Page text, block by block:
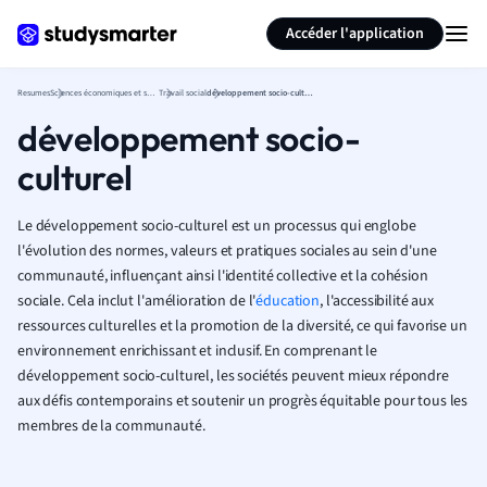
Accéder l'application
Resumes Sciences économiques et sociales Travail social développement socio-culturel
développement socio-
culturel
Le développement socio-culturel est un processus qui englobe
l'évolution des normes, valeurs et pratiques sociales au sein d'une
communauté, influençant ainsi l'identité collective et la cohésion
sociale. Cela inclut l'amélioration de l'éducation, l'accessibilité aux
ressources culturelles et la promotion de la diversité, ce qui favorise un
environnement enrichissant et inclusif. En comprenant le
développement socio-culturel, les sociétés peuvent mieux répondre
aux défis contemporains et soutenir un progrès équitable pour tous les
membres de la communauté.
Résumer la page